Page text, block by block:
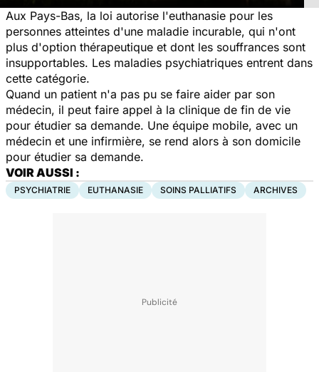
Aux Pays-Bas, la loi autorise l'euthanasie pour les
personnes atteintes d'une maladie incurable, qui n'ont
plus d'option thérapeutique et dont les souffrances sont
insupportables. Les maladies psychiatriques entrent dans
cette catégorie.
Quand un patient n'a pas pu se faire aider par son
médecin, il peut faire appel à la clinique de fin de vie
pour étudier sa demande. Une équipe mobile, avec un
médecin et une infirmière, se rend alors à son domicile
pour étudier sa demande.
VOIR AUSSI :
PSYCHIATRIE EUTHANASIE SOINS PALLIATIFS ARCHIVES